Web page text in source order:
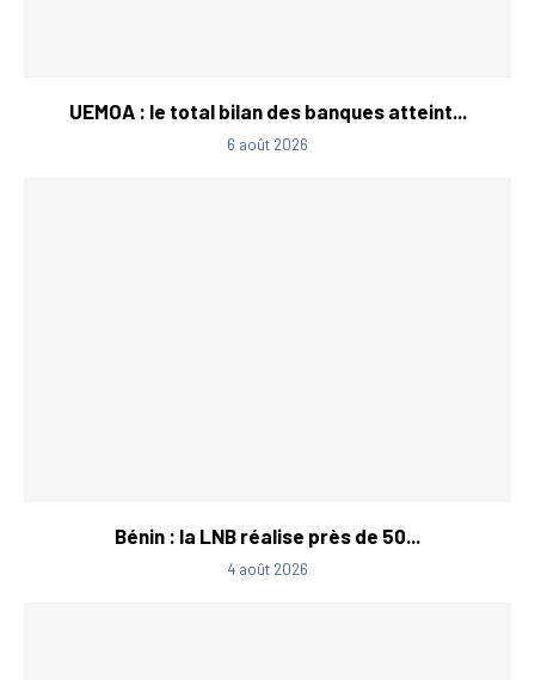
UEMOA : le total bilan des banques atteint...
6 août 2026
Bénin : la LNB réalise près de 50...
4 août 2026